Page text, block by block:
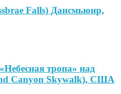
Falls) Дансмьюир,
тропа» над
Canyon Skywalk), США